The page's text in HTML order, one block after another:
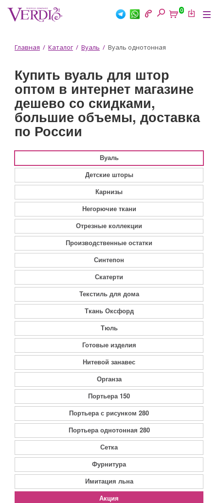
основному
0
Вы
Главная / Каталог / Вуаль / Вуаль однотонная
Купить вуаль для штор
оптом в интернет магазине
дешево со скидками,
большие объемы, доставка
по России
Вуаль
Детские шторы
Карнизы
Негорючие ткани
Отрезные коллекции
Производственные остатки
Синтепон
Скатерти
Текстиль для дома
Ткань Оксфорд
Тюль
Готовые изделия
Нитевой занавес
Органза
Портьера 150
Портьера с рисунком 280
Портьера однотонная 280
Сетка
Фурнитура
Имитация льна
Акция